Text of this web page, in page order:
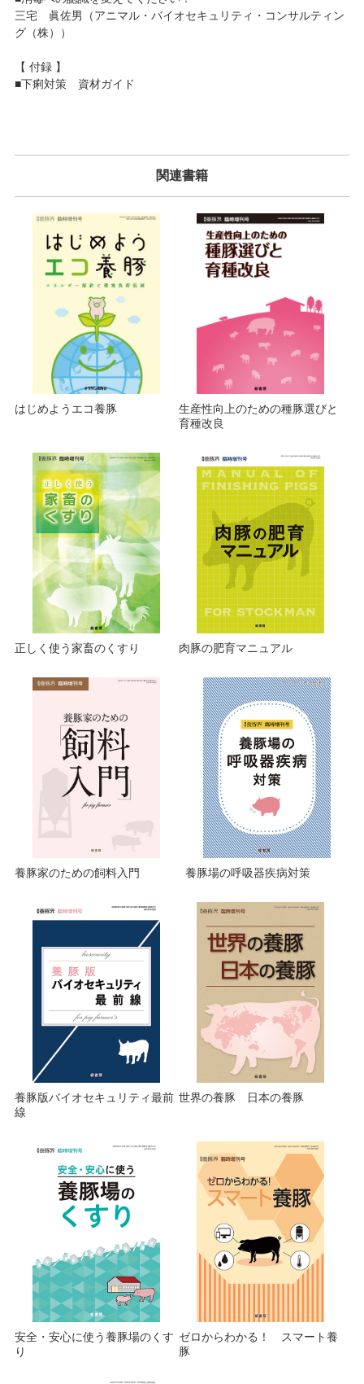
三宅 眞佐男（アニマル・バイオセキュリティ・コンサルティン
グ（株））
【 付録 】
■下痢対策 資材ガイド
関連書籍
はじめようエコ養豚
生産性向上のための種豚選びと
育種改良
正しく使う家畜のくすり 肉豚の肥育マニュアル
養豚家のための飼料入門 養豚場の呼吸器疾病対策
養豚版バイオセキュリティ最前
線
世界の養豚 日本の養豚
安全・安心に使う養豚場のくす
り
ゼロからわかる！ スマート養
豚